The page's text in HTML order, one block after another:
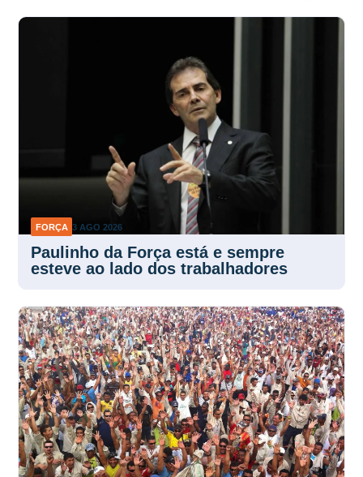
FORÇA 3 AGO 2026
Paulinho da Força está e sempre
esteve ao lado dos trabalhadores